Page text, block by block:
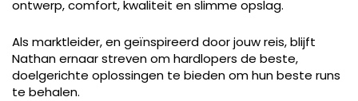
ontwerp, comfort, kwaliteit en slimme opslag.
Als marktleider, en geïnspireerd door jouw reis, blijft
Nathan ernaar streven om hardlopers de beste,
doelgerichte oplossingen te bieden om hun beste runs
te behalen.